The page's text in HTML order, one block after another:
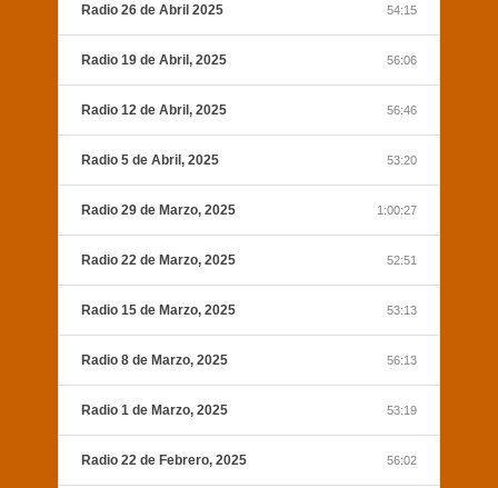
Radio 26 de Abril 2025 54:15
Radio 19 de Abril, 2025 56:06
Radio 12 de Abril, 2025 56:46
Radio 5 de Abril, 2025 53:20
Radio 29 de Marzo, 2025 1:00:27
Radio 22 de Marzo, 2025 52:51
Radio 15 de Marzo, 2025 53:13
Radio 8 de Marzo, 2025 56:13
Radio 1 de Marzo, 2025 53:19
Radio 22 de Febrero, 2025 56:02